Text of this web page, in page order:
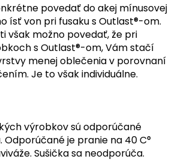
povedať do akej mínusovej
ísť von pri fusaku s Outlast®-om.
však možno povedať, že pri
s Outlast®-om, Vám stačí
menej oblečenia v porovnaní
Je to však individuálne.
výrobkov sú odporúčané
Odporúčané je pranie na 40 C°
Sušička sa neodporúča.